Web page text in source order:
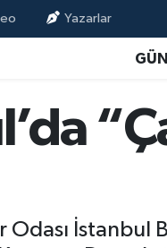
Yazarlar
İstanbul